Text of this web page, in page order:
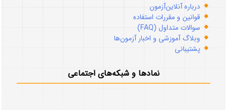
درباره آنلاین‌آزمون
قوانین و مقررات استفاده
سوالات متداول (FAQ)
وبلاگ آموزشی و اخبار آزمون‌ها
پشتیبانی
نمادها و شبکه‌های اجتماعی